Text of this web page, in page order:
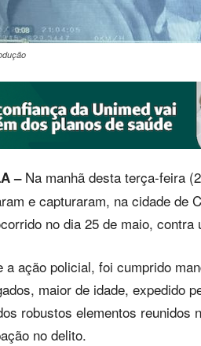
–Na manhã desta terça-feira
e capturaram, na cidade de
no dia 25 de maio,
a ação policial, foi cumprido
maior de idade, expedido
robustos elementos reunidos
no delito.